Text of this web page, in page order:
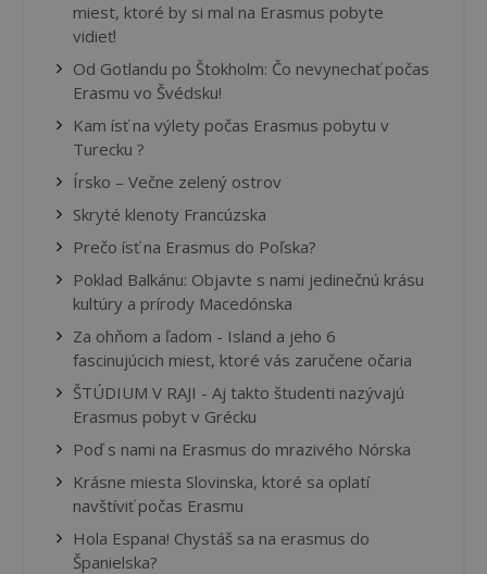
miest, ktoré by si mal na Erasmus pobyte
vidieť!
Od Gotlandu po Štokholm: Čo nevynechať počas
Erasmu vo Švédsku!
Kam ísť na výlety počas Erasmus pobytu v
Turecku ?
Írsko – Večne zelený ostrov
Skryté klenoty Francúzska
Prečo ísť na Erasmus do Poľska?
Poklad Balkánu: Objavte s nami jedinečnú krásu
kultúry a prírody Macedónska
Za ohňom a ľadom - Island a jeho 6
fascinujúcich miest, ktoré vás zaručene očaria
ŠTÚDIUM V RAJI - Aj takto študenti nazývajú
Erasmus pobyt v Grécku
Poď s nami na Erasmus do mrazivého Nórska
Krásne miesta Slovinska, ktoré sa oplatí
navštíviť počas Erasmu
Hola Espana! Chystáš sa na erasmus do
Španielska?